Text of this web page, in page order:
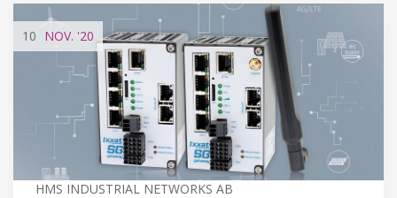
10 NOV. '20
HMS INDUSTRIAL NETWORKS AB